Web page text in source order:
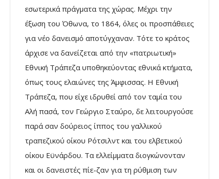
εσωτερικά πράγµατα της χώρας. Μέχρι την
έξωση του Όθωνα, το 1864, όλες οι προσπάθειες
για νέο δανεισµό αποτύγχαναν. Τότε το κράτος
άρχισε να δανείζεται από την «πατριωτική»
Εθνική Τράπεζα υποθηκεύοντας εθνικά κτήµατα,
όπως τους ελαιώνες της Άµφισσας. Η Εθνική
Τράπεζα, που είχε ιδρυθεί από τον ταµία του
Αλή πασά, τον Γεώργιο Σταύρο, δε λειτουργούσε
παρά σαν δούρειος ίππος του γαλλικού
τραπεζικού οίκου Ρότσιλντ και του ελβετικού
οίκου Εϋνάρδου. Τα ελλείµµατα διογκώνονταν
και οι δανειστές πίε-ζαν για τη ρύθµιση των